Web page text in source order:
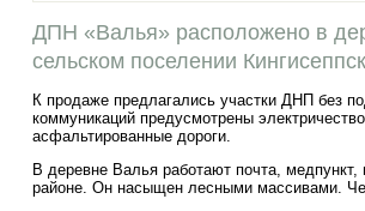
ДПН «Валья» расположено в
сельском поселении
К продаже предлагались участки ДНП без
коммуникаций предусмотрены
асфальтированные дороги.
В деревне Валья работают почта,
районе. Он насыщен лесными массивами.